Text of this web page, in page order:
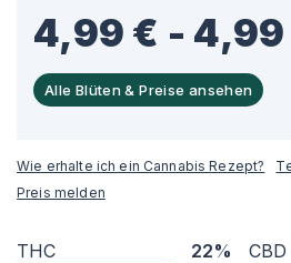
4,99 € - 4,99
Alle Blüten & Preise ansehen
Wie erhalte ich ein Cannabis Rezept?
Preis melden
THC 22% CBD